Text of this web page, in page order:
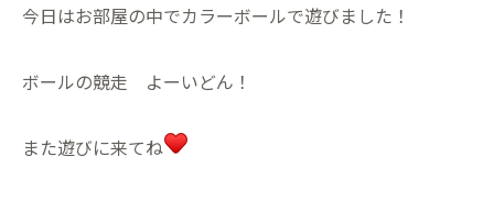
今日はお部屋の中でカラーボールで遊びました！
ボールの競走 よーいどん！
また遊びに来てね